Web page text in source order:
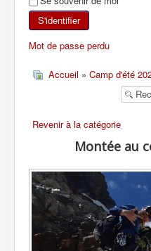
RANDONNÉE
S'identifier
Mot de passe perdu
Accueil » Camp d'été
Revenir à la catégorie
Montée au